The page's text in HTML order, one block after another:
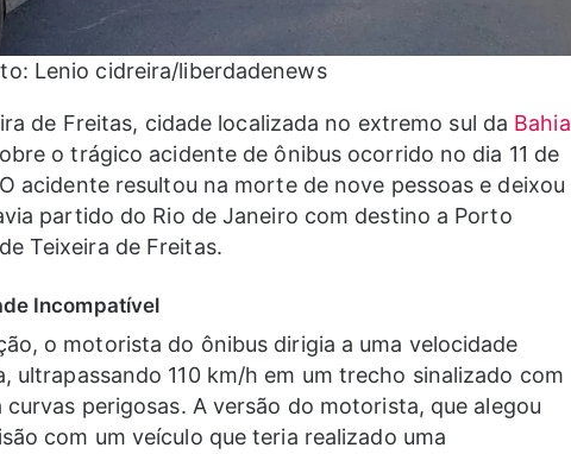
Lenio cidreira/liberdadenews
de Freitas, cidade localizada no extremo sul da Bahia
o trágico acidente de ônibus ocorrido no dia 11 de
acidente resultou na morte de nove pessoas e deixou
partido do Rio de Janeiro com destino a Porto
Teixeira de Freitas.
Incompatível
o motorista do ônibus dirigia a uma velocidade
ultrapassando 110 km/h em um trecho sinalizado com
perigosas. A versão do motorista, que alegou
com um veículo que teria realizado uma